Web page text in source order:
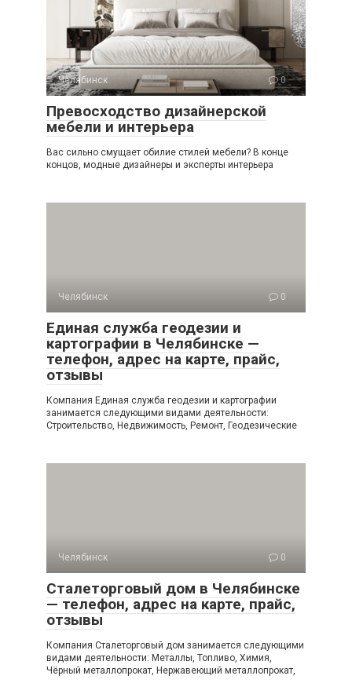
Челябинск 0
Превосходство дизайнерской
мебели и интерьера
Вас сильно смущает обилие стилей мебели? В конце
концов, модные дизайнеры и эксперты интерьера
Челябинск 0
Единая служба геодезии и
картографии в Челябинске —
телефон, адрес на карте, прайс,
отзывы
Компания Единая служба геодезии и картографии
занимается следующими видами деятельности:
Строительство, Недвижимость, Ремонт, Геодезические
Челябинск 0
Сталеторговый дом в Челябинске
— телефон, адрес на карте, прайс,
отзывы
Компания Сталеторговый дом занимается следующими
видами деятельности: Металлы, Топливо, Химия,
Чёрный металлопрокат, Нержавеющий металлопрокат,